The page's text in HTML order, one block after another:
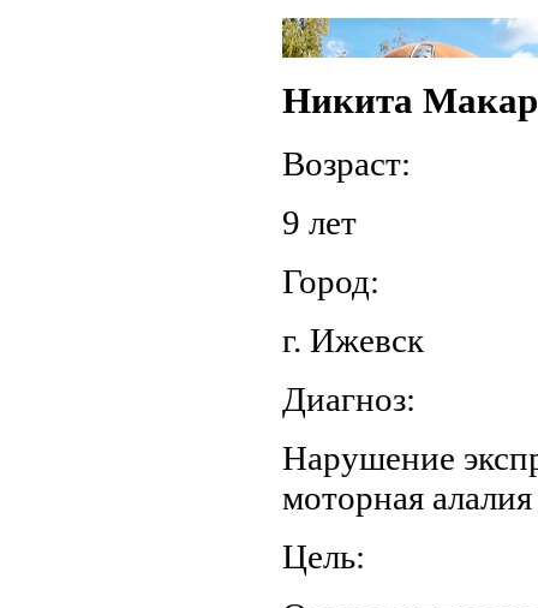
Никита
Возраст:
9 лет
Город:
г. Ижевск
Диагноз:
Нарушение
моторная алалия
Цель: